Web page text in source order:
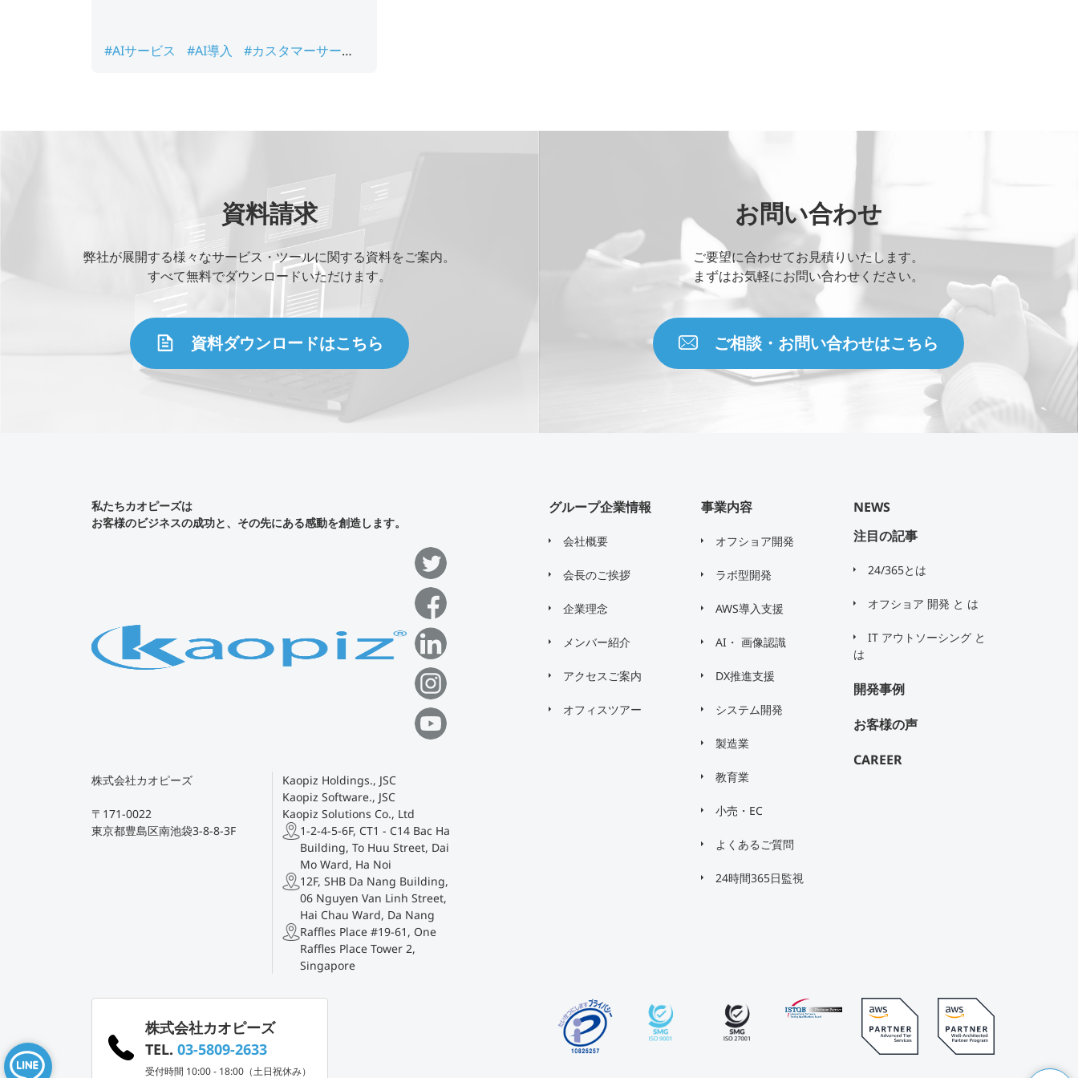
#AIサービス #AI導入
#カスタマーサービ
資料請求
弊社が展開する様々なサービス・ツールに関する資料をご案内。
すべて無料でダウンロードいただけます。
資料ダウンロードはこちら
お問い合わせ
ご要望に合わせてお見積りいたします。
まずはお気軽にお問い合わせください。
ご相談・お問い合わせはこちら
私たちカオピーズは
お客様のビジネスの成功と、その先にある感動を創造します。
株式会社カオピーズ
〒171-0022
東京都豊島区南池袋3-8-8-3F
Kaopiz Holdings., JSC
Kaopiz Software., JSC
Kaopiz Solutions Co., Ltd
1-2-4-5-6F, CT1 - C14 Bac Ha
Building, To Huu Street, Dai
Mo Ward, Ha Noi
12F, SHB Da Nang Building,
06 Nguyen Van Linh Street,
Hai Chau Ward, Da Nang
Raffles Place #19-61, One
Raffles Place Tower 2,
Singapore
グループ企業情報
会社概要
会長のご挨拶
企業理念
メンバー紹介
アクセスご案内
オフィスツアー
事業内容
オフショア開発
ラボ型開発
AWS導入支援
AI・ 画像認識
DX推進支援
システム開発
製造業
教育業
小売・EC
よくあるご質問
24時間365日監視
NEWS
注目の記事
24/365とは
オフショア 開発 と は
IT アウトソーシング と
は
開発事例
お客様の声
CAREER
株式会社カオピーズ
TEL. 03-5809-2633
受付時間 10:00 - 18:00（土日祝休み）